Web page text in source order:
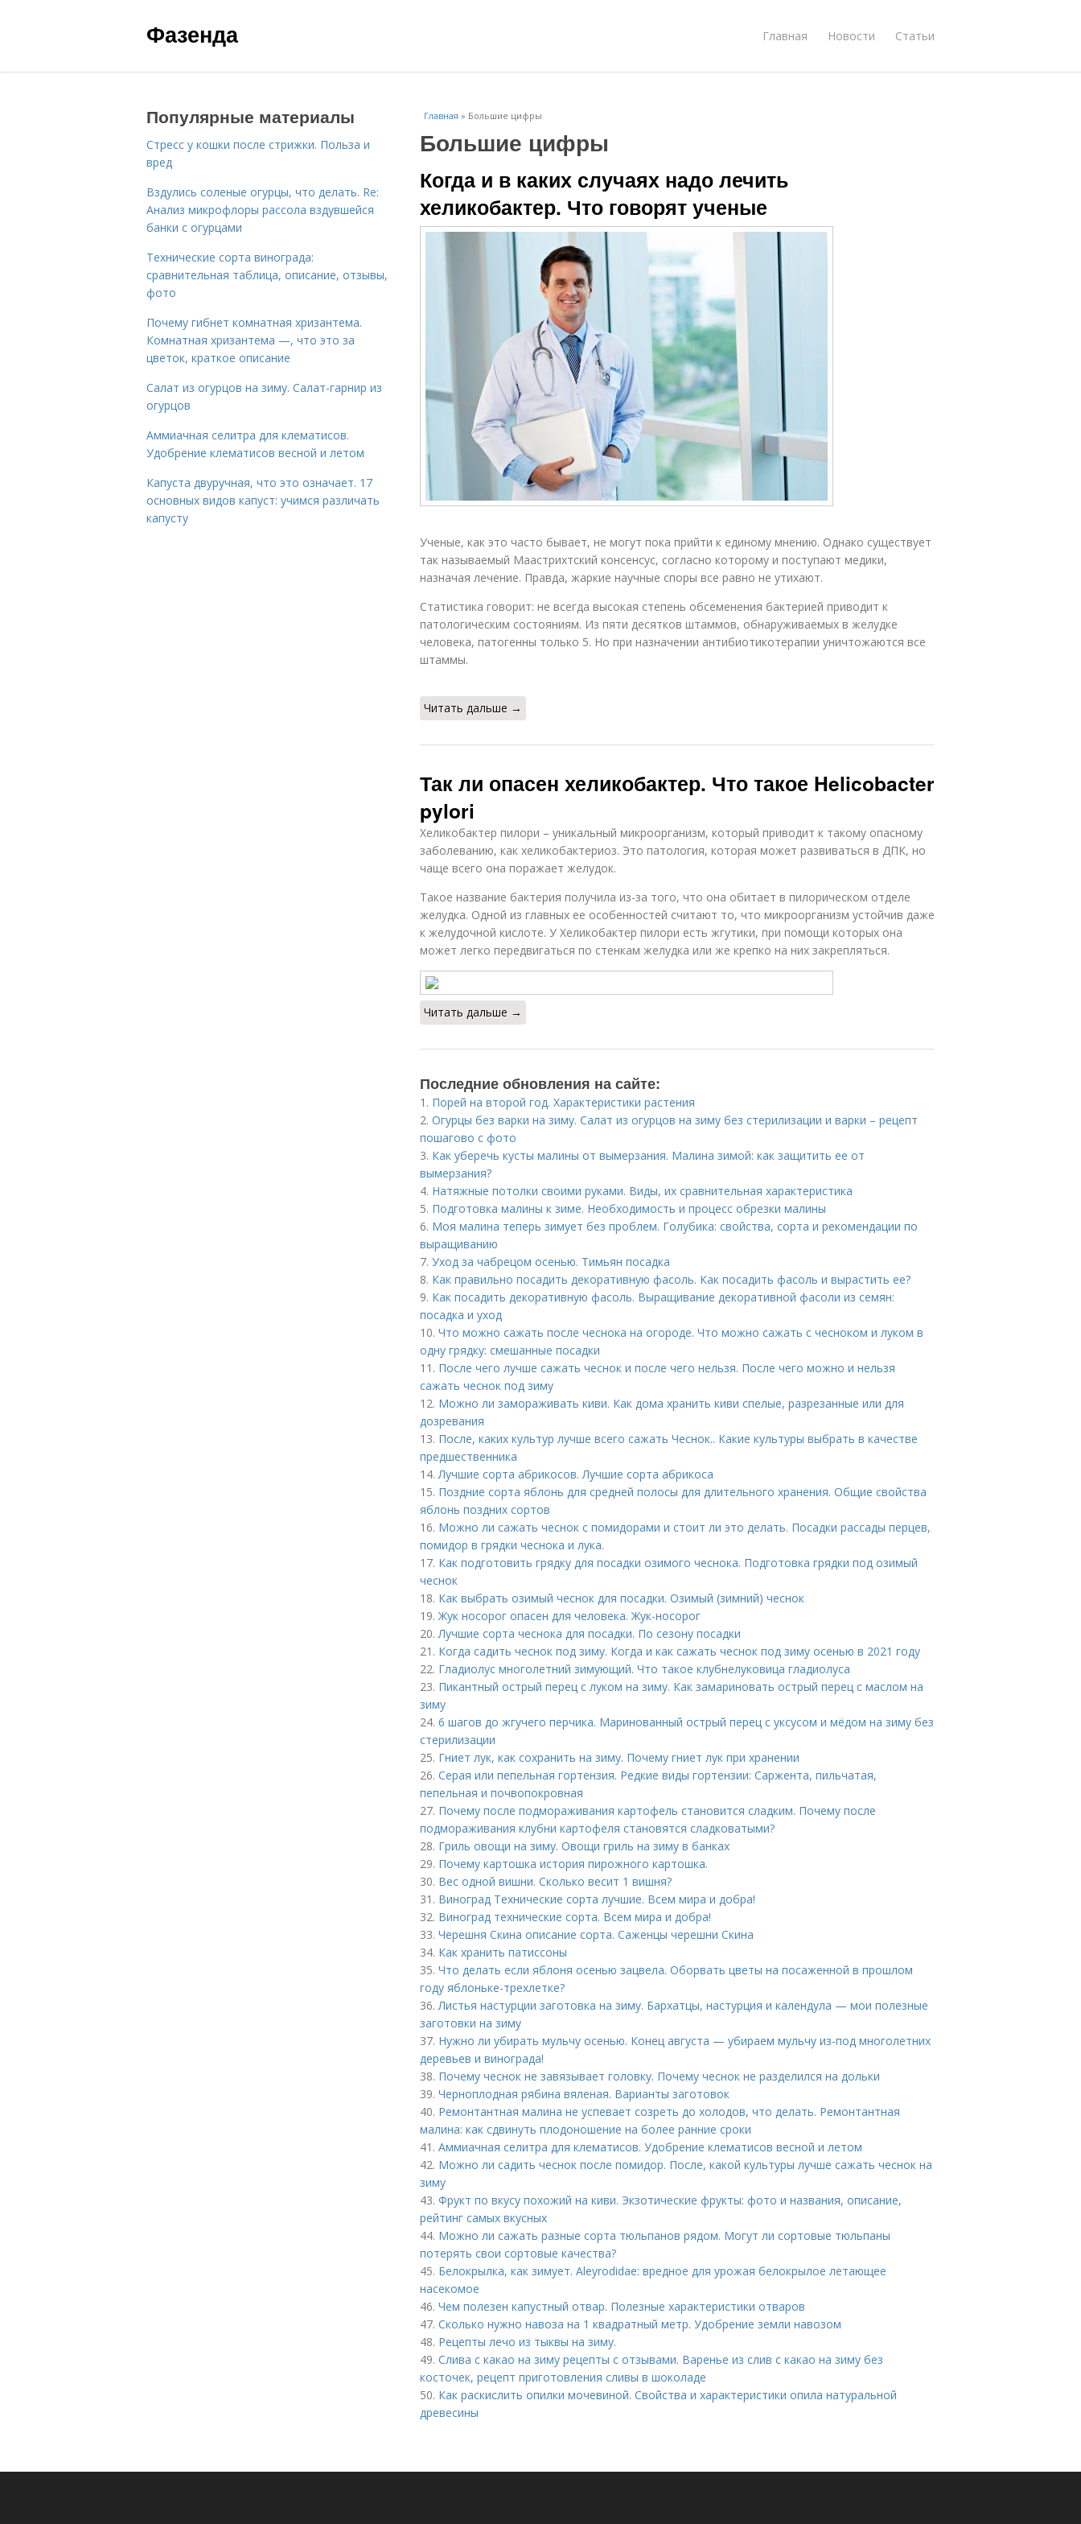
Фазенда Главная Новости Статьи
Главная » Большие цифры
Большие цифры
Когда и в каких случаях надо лечить
хеликобактер. Что говорят ученые
Ученые, как это часто бывает, не могут пока прийти к единому мнению. Однако существует
так называемый Маастрихтский консенсус, согласно которому и поступают медики,
назначая лечение. Правда, жаркие научные споры все равно не утихают.
Статистика говорит: не всегда высокая степень обсеменения бактерией приводит к
патологическим состояниям. Из пяти десятков штаммов, обнаруживаемых в желудке
человека, патогенны только 5. Но при назначении антибиотикотерапии уничтожаются все
штаммы.
Читать дальше →
Так ли опасен хеликобактер. Что такое Helicobacter
pylori
Хеликобактер пилори – уникальный микроорганизм, который приводит к такому опасному
заболеванию, как хеликобактериоз. Это патология, которая может развиваться в ДПК, но
чаще всего она поражает желудок.
Такое название бактерия получила из-за того, что она обитает в пилорическом отделе
желудка. Одной из главных ее особенностей считают то, что микроорганизм устойчив даже
к желудочной кислоте. У Хеликобактер пилори есть жгутики, при помощи которых она
может легко передвигаться по стенкам желудка или же крепко на них закрепляться.
Читать дальше →
Последние обновления на сайте:
1. Порей на второй год. Характеристики растения
2. Огурцы без варки на зиму. Салат из огурцов на зиму без стерилизации и варки – рецепт
пошагово с фото
3. Как уберечь кусты малины от вымерзания. Малина зимой: как защитить ее от
вымерзания?
4. Натяжные потолки своими руками. Виды, их сравнительная характеристика
5. Подготовка малины к зиме. Необходимость и процесс обрезки малины
6. Моя малина теперь зимует без проблем. Голубика: свойства, сорта и рекомендации по
выращиванию
7. Уход за чабрецом осенью. Тимьян посадка
8. Как правильно посадить декоративную фасоль. Как посадить фасоль и вырастить ее?
9. Как посадить декоративную фасоль. Выращивание декоративной фасоли из семян:
посадка и уход
10. Что можно сажать после чеснока на огороде. Что можно сажать с чесноком и луком в
одну грядку: смешанные посадки
11. После чего лучше сажать чеснок и после чего нельзя. После чего можно и нельзя
сажать чеснок под зиму
12. Можно ли замораживать киви. Как дома хранить киви спелые, разрезанные или для
дозревания
13. После, каких культур лучше всего сажать Чеснок.. Какие культуры выбрать в качестве
предшественника
14.Лучшие сорта абрикосов. Лучшие сорта абрикоса
15. Поздние сорта яблонь для средней полосы для длительного хранения. Общие свойства
яблонь поздних сортов
16. Можно ли сажать чеснок с помидорами и стоит ли это делать. Посадки рассады перцев,
помидор в грядки чеснока и лука.
17. Как подготовить грядку для посадки озимого чеснока. Подготовка грядки под озимый
чеснок
18. Как выбрать озимый чеснок для посадки. Озимый (зимний) чеснок
19.Жук носорог опасен для человека. Жук-носорог
20.Лучшие сорта чеснока для посадки. По сезону посадки
21. Когда садить чеснок под зиму. Когда и как сажать чеснок под зиму осенью в 2021 году
22. Гладиолус многолетний зимующий. Что такое клубнелуковица гладиолуса
23. Пикантный острый перец с луком на зиму. Как замариновать острый перец с маслом на
зиму
24. 6 шагов до жгучего перчика. Маринованный острый перец с уксусом и мёдом на зиму без
стерилизации
25. Гниет лук, как сохранить на зиму. Почему гниет лук при хранении
26. Серая или пепельная гортензия. Редкие виды гортензии: Саржента, пильчатая,
пепельная и почвопокровная
27. Почему после подмораживания картофель становится сладким. Почему после
подмораживания клубни картофеля становятся сладковатыми?
28. Гриль овощи на зиму. Овощи гриль на зиму в банках
29. Почему картошка история пирожного картошка.
30. Вес одной вишни. Сколько весит 1 вишня?
31. Виноград Технические сорта лучшие. Всем мира и добра!
32. Виноград технические сорта. Всем мира и добра!
33. Черешня Скина описание сорта. Саженцы черешни Скина
34. Как хранить патиссоны
35. Что делать если яблоня осенью зацвела. Оборвать цветы на посаженной в прошлом
году яблоньке-трехлетке?
36.Листья настурции заготовка на зиму. Бархатцы, настурция и календула — мои полезные
заготовки на зиму
37. Нужно ли убирать мульчу осенью. Конец августа — убираем мульчу из-под многолетних
деревьев и винограда!
38. Почему чеснок не завязывает головку. Почему чеснок не разделился на дольки
39. Черноплодная рябина вяленая. Варианты заготовок
40. Ремонтантная малина не успевает созреть до холодов, что делать. Ремонтантная
малина: как сдвинуть плодоношение на более ранние сроки
41. Аммиачная селитра для клематисов. Удобрение клематисов весной и летом
42. Можно ли садить чеснок после помидор. После, какой культуры лучше сажать чеснок на
зиму
43. Фрукт по вкусу похожий на киви. Экзотические фрукты: фото и названия, описание,
рейтинг самых вкусных
44. Можно ли сажать разные сорта тюльпанов рядом. Могут ли сортовые тюльпаны
потерять свои сортовые качества?
45. Белокрылка, как зимует. Aleyrodidae: вредное для урожая белокрылое летающее
насекомое
46. Чем полезен капустный отвар. Полезные характеристики отваров
47. Сколько нужно навоза на 1 квадратный метр. Удобрение земли навозом
48. Рецепты лечо из тыквы на зиму.
49. Слива с какао на зиму рецепты с отзывами. Варенье из слив с какао на зиму без
косточек, рецепт приготовления сливы в шоколаде
50. Как раскислить опилки мочевиной. Свойства и характеристики опила натуральной
древесины
Популярные материалы
Стресс у кошки после стрижки. Польза и
вред
Вздулись соленые огурцы, что делать. Re:
Анализ микрофлоры рассола вздувшейся
банки с огурцами
Технические сорта винограда:
сравнительная таблица, описание, отзывы,
фото
Почему гибнет комнатная хризантема.
Комнатная хризантема —, что это за
цветок, краткое описание
Салат из огурцов на зиму. Салат-гарнир из
огурцов
Аммиачная селитра для клематисов.
Удобрение клематисов весной и летом
Капуста двуручная, что это означает. 17
основных видов капуст: учимся различать
капусту